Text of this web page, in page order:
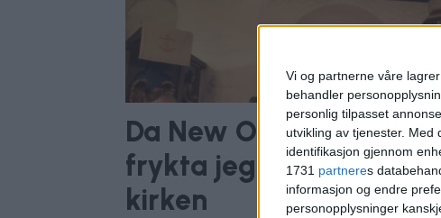
Vi og partnerne våre
behandler
personlig tilpasset
utvikling av tjenester. Med
identifikasjon gjennom
1731 partneres
informasjon og endre
personopplysninger
Da New Orleans kom
frykta jeg at taket ville
kirken